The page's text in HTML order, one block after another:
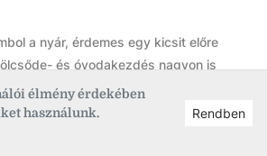
élmény érdekében
használunk.
Rendben
a nyár, érdemes egy kicsit előre
és óvodakezdés nagyon is
a székesfehérvári G-Baby Boutique &
megoldásokat kínál a szülőknek.